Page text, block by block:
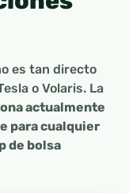
es tan directo
o Volaris. La
actualmente
para cualquier
de bolsa